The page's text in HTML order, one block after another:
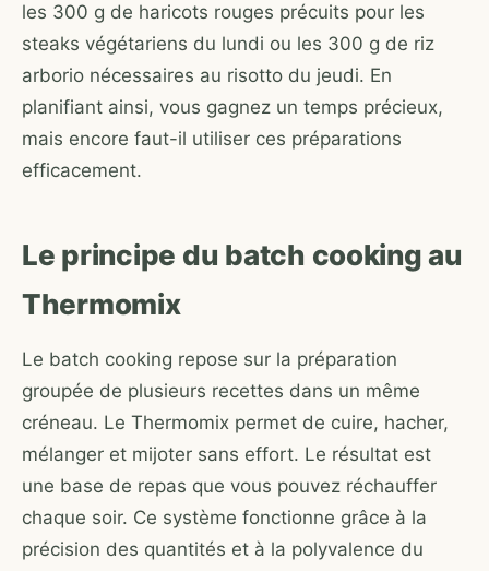
les 300 g de haricots rouges précuits pour les
steaks végétariens du lundi ou les 300 g de riz
arborio nécessaires au risotto du jeudi. En
planifiant ainsi, vous gagnez un temps précieux,
mais encore faut-il utiliser ces préparations
efficacement.
Le principe du batch cooking au
Thermomix
Le batch cooking repose sur la préparation
groupée de plusieurs recettes dans un même
créneau. Le Thermomix permet de cuire, hacher,
mélanger et mijoter sans effort. Le résultat est
une base de repas que vous pouvez réchauffer
chaque soir. Ce système fonctionne grâce à la
précision des quantités et à la polyvalence du